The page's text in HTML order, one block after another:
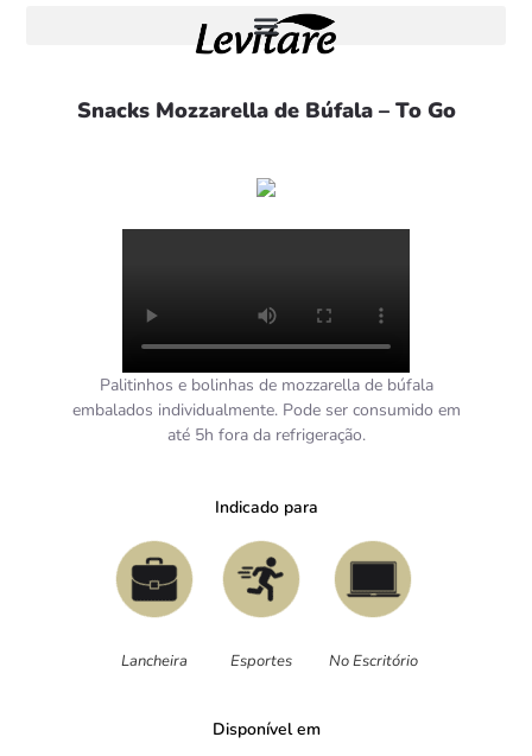
Snacks Mozzarella de Búfala – To Go
Palitinhos e bolinhas de mozzarella de búfala
embalados individualmente. Pode ser consumido em
até 5h fora da refrigeração.
Indicado para
Lancheira Esportes No Escritório
Disponível em